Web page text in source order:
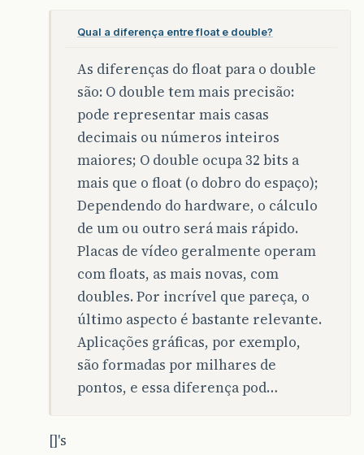
Qual a diferença entre float e double?
As diferenças do float para o double
são: O double tem mais precisão:
pode representar mais casas
decimais ou números inteiros
maiores; O double ocupa 32 bits a
mais que o float (o dobro do espaço);
Dependendo do hardware, o cálculo
de um ou outro será mais rápido.
Placas de vídeo geralmente operam
com floats, as mais novas, com
doubles. Por incrível que pareça, o
último aspecto é bastante relevante.
Aplicações gráficas, por exemplo,
são formadas por milhares de
pontos, e essa diferença pod…
[]'s